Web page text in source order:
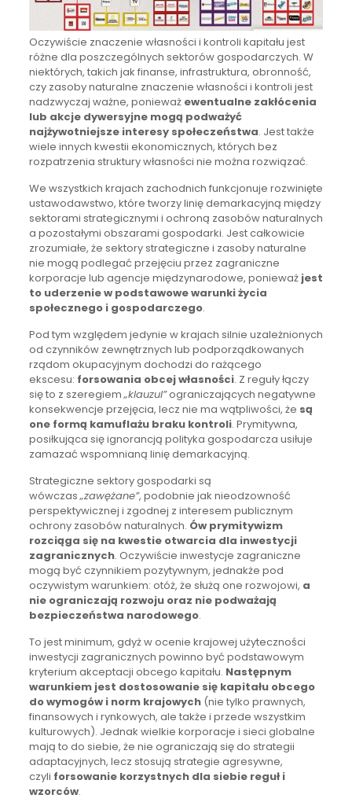
Oczywiście znaczenie własności i kontroli kapitału jest
różne dla poszczególnych sektorów gospodarczych. W
niektórych, takich jak finanse, infrastruktura, obronność,
czy zasoby naturalne znaczenie własności i kontroli jest
nadzwyczaj ważne, ponieważ ewentualne zakłócenia
lub akcje dywersyjne mogą podważyć
najżywotniejsze interesy społeczeństwa. Jest także
wiele innych kwestii ekonomicznych, których bez
rozpatrzenia struktury własności nie można rozwiązać.
We wszystkich krajach zachodnich funkcjonuje rozwinięte
ustawodawstwo, które tworzy linię demarkacyjną między
sektorami strategicznymi i ochroną zasobów naturalnych
a pozostałymi obszarami gospodarki. Jest całkowicie
zrozumiałe, że sektory strategiczne i zasoby naturalne
nie mogą podlegać przejęciu przez zagraniczne
korporacje lub agencje międzynarodowe, ponieważ jest
to uderzenie w podstawowe warunki życia
społecznego i gospodarczego.
Pod tym względem jedynie w krajach silnie uzależnionych
od czynników zewnętrznych lub podporządkowanych
rządom okupacyjnym dochodzi do rażącego
ekscesu: forsowania obcej własności. Z reguły łączy
się to z szeregiem„klauzul”ograniczających negatywne
konsekwencje przejęcia, lecz nie ma wątpliwości, że są
one formą kamuflażu braku kontroli. Prymitywna,
posiłkująca się ignorancją polityka gospodarcza usiłuje
zamazać wspomnianą linię demarkacyjną.
Strategiczne sektory gospodarki są
wówczas„zawężane”, podobnie jak nieodzowność
perspektywicznej i zgodnej z interesem publicznym
ochrony zasobów naturalnych. Ów prymitywizm
rozciąga się na kwestie otwarcia dla inwestycji
zagranicznych. Oczywiście inwestycje zagraniczne
mogą być czynnikiem pozytywnym, jednakże pod
oczywistym warunkiem: otóż, że służą one rozwojowi, a
nie ograniczają rozwoju oraz nie podważają
bezpieczeństwa narodowego.
To jest minimum, gdyż w ocenie krajowej użyteczności
inwestycji zagranicznych powinno być podstawowym
kryterium akceptacji obcego kapitału. Następnym
warunkiem jest dostosowanie się kapitału obcego
do wymogów i norm krajowych (nie tylko prawnych,
finansowych i rynkowych, ale także i przede wszystkim
kulturowych). Jednak wielkie korporacje i sieci globalne
mają to do siebie, że nie ograniczają się do strategii
adaptacyjnych, lecz stosują strategie agresywne,
czyli forsowanie korzystnych dla siebie reguł i
wzorców.